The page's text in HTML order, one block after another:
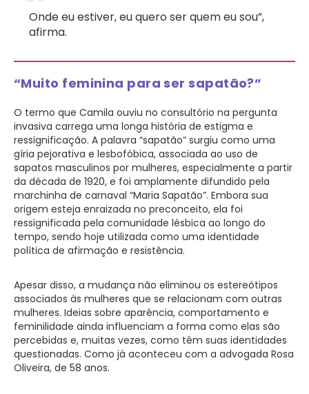
Onde eu estiver, eu quero ser quem eu sou”,
afirma.
“Muito feminina para ser sapatão?”
O termo que Camila ouviu no consultório na pergunta
invasiva carrega uma longa história de estigma e
ressignificação. A palavra “sapatão” surgiu como uma
gíria pejorativa e lesbofóbica, associada ao uso de
sapatos masculinos por mulheres, especialmente a partir
da década de 1920, e foi amplamente difundido pela
marchinha de carnaval “Maria Sapatão”. Embora sua
origem esteja enraizada no preconceito, ela foi
ressignificada pela comunidade lésbica ao longo do
tempo, sendo hoje utilizada como uma identidade
política de afirmação e resistência.
Apesar disso, a mudança não eliminou os estereótipos
associados às mulheres que se relacionam com outras
mulheres. Ideias sobre aparência, comportamento e
feminilidade ainda influenciam a forma como elas são
percebidas e, muitas vezes, como têm suas identidades
questionadas. Como já aconteceu com a advogada Rosa
Oliveira, de 58 anos.